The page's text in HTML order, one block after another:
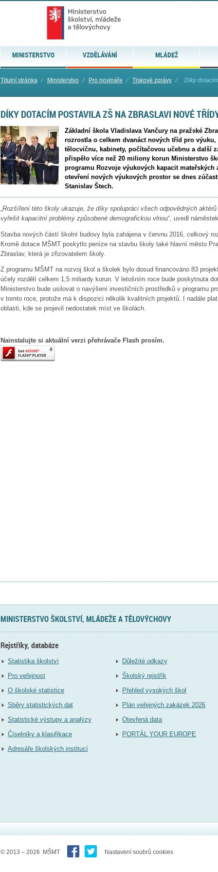
MINISTERSTVO VZDĚLÁVÁNÍ MLÁDEŽ
Titulní stránka ⁄ Ministerstvo ⁄ Pro novináře ⁄ Tiskové zprávy ⁄ Díky
DÍKY DOTACÍM POSTAVILA ZŠ NA ZBRASLAVI NOVÉ
Základní škola Vladislava Vančury na pražské
rozrostla o celkem dvanáct nových tříd pro
tělocvičnu, kabinety, počítačovou učebnu a další
přispělo více než 20 miliony korun Ministerstvo
programu Rozvoje výukových kapacit
otevření nových výukových prostor se dnes
Stanislav Štech.
Rozšíření této školy ukazuje, že díky spolupráci všech odpovědných
vyřešit kapacitní problémy způsobené demografickou vlnou“, uvedl
Stavba nových částí školní budovy byla zahájena v červnu 2016, celkový
Kromě dotace MŠMT poskytlo peníze na stavbu školy také hlavní město
Zbraslav, která je zřizovatelem školy.
Z programu MŠMT na rozvoj škol a školek bylo dosud financováno 83
účely rozdělí celkem 1,5 miliardy korun. V letošním roce bude poskytnuta
Ministerstvo bude usilovat o navýšení investičních prostředků v programu
v tomto roce, protože má k dispozici několik kvalitních projektů.
I nadále
oblasti, kde se projevil nedostatek míst ve školách.
Nainstalujte si aktuální verzi přehrávače Flash prosím.
MINISTERSTVO ŠKOLSTVÍ, MLÁDEŽE A TĚLOVÝCHOVY
Rejstříky, databáze
Statistika školství
Pro veřejnost
O školské statistice
Sběry statistických dat
Statistické výstupy a analýzy
Číselníky a klasifikace
Adresáře školských institucí
Důležité odkazy
Školský rejstřík
Přehled vysokých škol
Plán veřejných zakázek 2026
Otevřená data
PORTÁL YOUR EUROPE
© 2013 – 2026 MŠMT Nastavení soubrů cookies